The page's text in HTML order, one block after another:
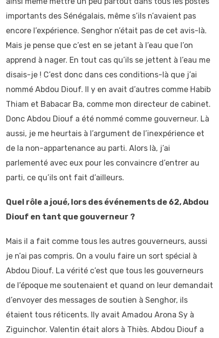
importants des Sénégalais, même s’ils n’avaient pas
encore l’expérience. Senghor n’était pas de cet avis-là.
Mais je pense que c’est en se jetant à l’eau que l’on
apprend à nager. En tout cas qu’ils se jettent à l’eau me
disais-je ! C’est donc dans ces conditions-là que j’ai
nommé Abdou Diouf. Il y en avait d’autres comme Habib
Thiam et Babacar Ba, comme mon directeur de cabinet.
Donc Abdou Diouf a été nommé comme gouverneur. Là
aussi, je me heurtais à l’argument de l’inexpérience et
de la non-appartenance au parti. Alors là, j’ai
parlementé avec eux pour les convaincre d’entrer au
parti, ce qu’ils ont fait d’ailleurs.
Quel rôle a joué, lors des événements de 62, Abdou
Diouf en tant que gouverneur ?
Mais il a fait comme tous les autres gouverneurs, aussi
je n’ai pas compris. On a voulu faire un sort spécial à
Abdou Diouf. La vérité c’est que tous les gouverneurs
de l’époque me soutenaient et quand on leur demandait
d’envoyer des messages de soutien à Senghor, ils
étaient tous réticents. Ily avait Amadou Arona Sy à
Ziguinchor. Valentin était alors à Thiès. Abdou Diouf a